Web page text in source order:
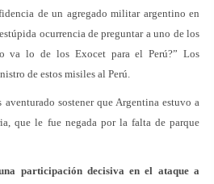
de un agregado militar argentino en
ocurrencia de preguntar a uno de los
va lo de los Exocet para el Perú?” Los
de estos misiles al Perú.
aventurado sostener que Argentina estuvo a
que le fue negada por la falta de parque
participación decisiva en el ataque a